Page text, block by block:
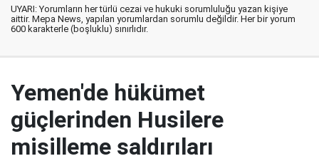
UYARI: Yorumların her türlü cezai ve hukuki sorumluluğu yazan kişiye
aittir. Mepa News, yapılan yorumlardan sorumlu değildir. Her bir yorum
600 karakterle (boşluklu) sınırlıdır.
Yemen'de hükümet
güçlerinden Husilere
misilleme saldırıları